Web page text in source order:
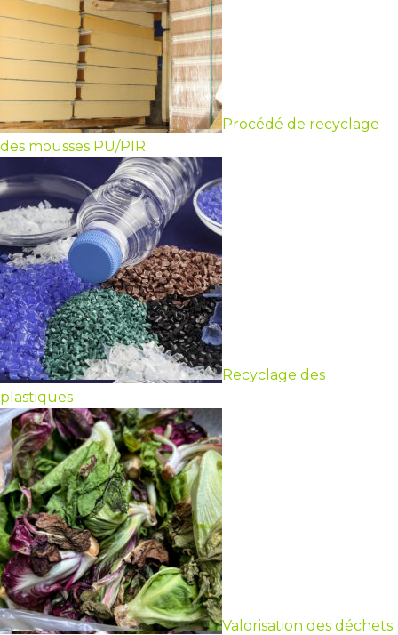
Procédé de recyclage
des mousses PU/PIR
Recyclage des
plastiques
Valorisation des déchets